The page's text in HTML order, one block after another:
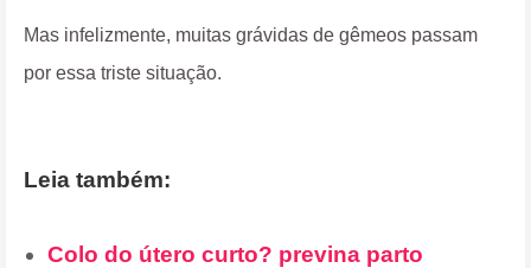
Mas infelizmente, muitas grávidas de gêmeos passam
por essa triste situação.
Leia também:
Colo do útero curto? previna parto